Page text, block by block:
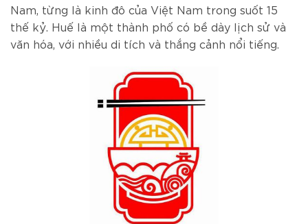
Nam, từng là kinh đô của Việt Nam trong suốt 15
thế kỷ. Huế là một thành phố có bề dày lịch sử và
văn hóa, với nhiều di tích và thắng cảnh nổi tiếng.